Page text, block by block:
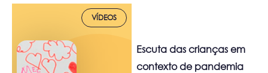
VÍDEOS
Escuta das crianças em
contexto de pandemia